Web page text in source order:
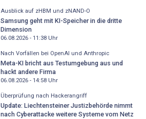
Ausblick auf zHBM und zNAND-O
Samsung geht mit KI-Speicher in die dritte
Dimension
06.08.2026 - 11:38Uhr
Nach Vorfällen bei OpenAI und Anthropic
Meta-KI bricht aus Testumgebung aus und
hackt andere Firma
06.08.2026 - 14:58Uhr
Überprüfung nach Hackerangriff
Update: Liechtensteiner Justizbehörde nimmt
nach Cyberattacke weitere Systeme vom Netz